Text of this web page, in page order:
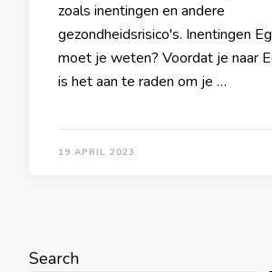
zoals inentingen en andere
gezondheidsrisico's. Inentingen
moet je weten? Voordat je naar
is het aan te raden om je …
19 APRIL 2023
Search